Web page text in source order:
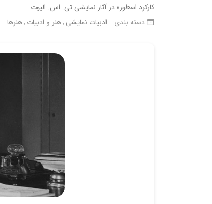
کارکرد اسطوره در آثار نمایشی تی. اس. الیوت
دسته بندی: ادبیات نمایشی هنر و ادبیات هنرها